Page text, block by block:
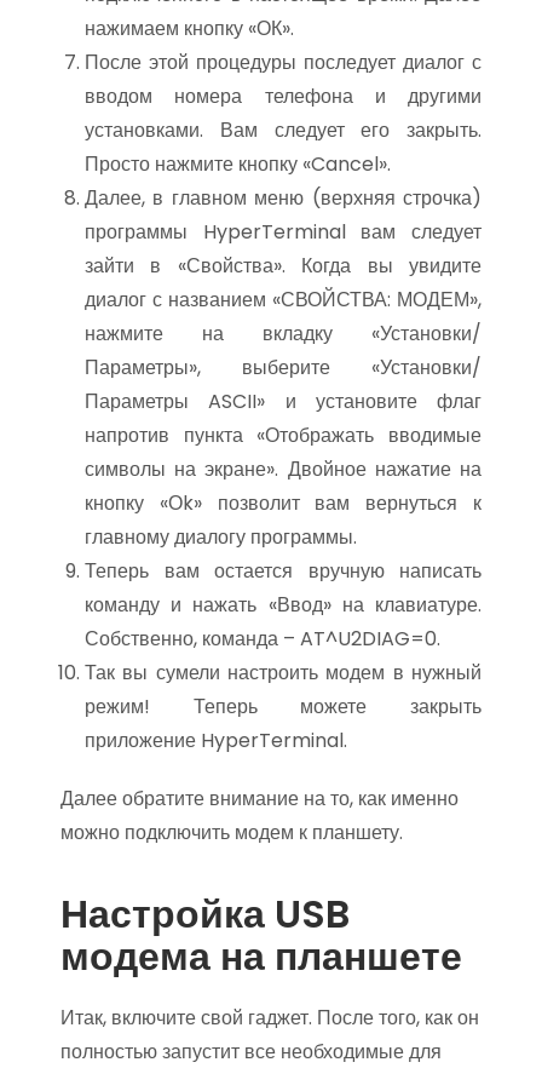
нажимаем кнопку «ОК».
После этой процедуры последует диалог с
вводом номера телефона и другими
установками. Вам следует его закрыть.
Просто нажмите кнопку «Cancel».
Далее, в главном меню (верхняя строчка)
программы HyperTerminal вам следует
зайти в «Свойства». Когда вы увидите
диалог с названием «СВОЙСТВА: МОДЕМ»,
нажмите на вкладку «Установки/
Параметры», выберите «Установки/
Параметры ASCII» и установите флаг
напротив пункта «Отображать вводимые
символы на экране». Двойное нажатие на
кнопку «Оk» позволит вам вернуться к
главному диалогу программы.
Теперь вам остается вручную написать
команду и нажать «Ввод» на клавиатуре.
Собственно, команда – AT^U2DIAG=0.
Так вы сумели настроить модем в нужный
режим! Теперь можете закрыть
приложение HyperTerminal.
Далее обратите внимание на то, как именно
можно подключить модем к планшету.
Настройка USB
модема на планшете
Итак, включите свой гаджет. После того, как он
полностью запустит все необходимые для